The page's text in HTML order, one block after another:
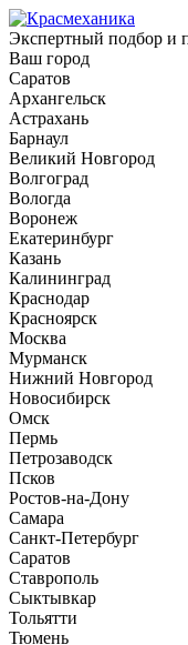
Экспертный подбор и
Ваш город
Саратов
Архангельск
Астрахань
Барнаул
Великий Новгород
Волгоград
Вологда
Воронеж
Екатеринбург
Казань
Калининград
Краснодар
Красноярск
Москва
Мурманск
Нижний Новгород
Новосибирск
Омск
Пермь
Петрозаводск
Псков
Ростов-на-Дону
Самара
Санкт-Петербург
Саратов
Ставрополь
Сыктывкар
Тольятти
Тюмень